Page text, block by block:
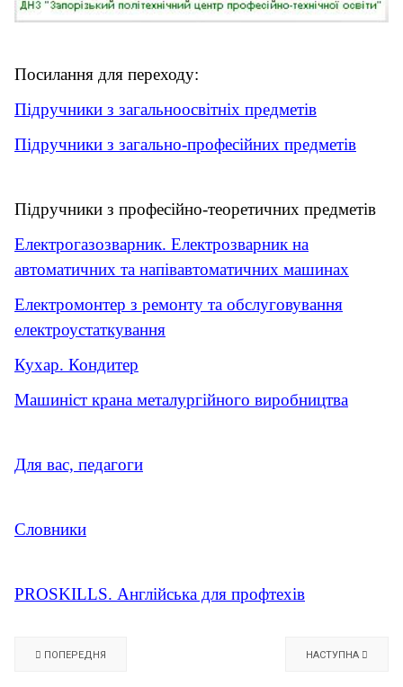
Посилання для переходу:
Підручники з загальноосвітніх предметів
Підручники з загально-професійних предметів
Підручники з професійно-теоретичних предметів
Електрогазозварник. Електрозварник на
автоматичних та напівавтоматичних машинах
Електромонтер з ремонту та обслуговування
електроустаткування
Кухар. Кондитер
Машиніст крана металургійного виробництва
Для вас, педагоги
Словники
PROSKILLS. Англійська для профтехів
ПОПЕРЕДНЯ НАСТУПНА